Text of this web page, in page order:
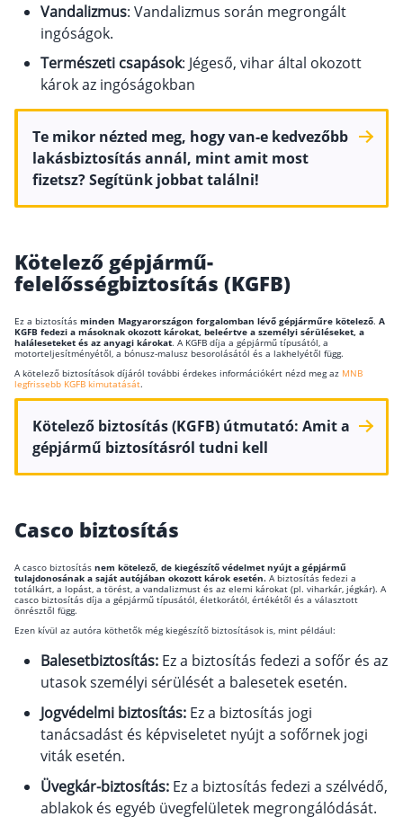
Vandalizmus: Vandalizmus során megrongált
ingóságok.
Természeti csapások: Jégeső, vihar által okozott
károk az ingóságokban
Te mikor nézted meg, hogy van-e kedvezőbb
lakásbiztosítás annál, mint amit most
fizetsz? Segítünk jobbat találni!
Kötelező gépjármű-
felelősségbiztosítás (KGFB)
Ez a biztosítás minden Magyarországon forgalomban lévő gépjárműre kötelező. A
KGFB fedezi a másoknak okozott károkat, beleértve a személyi sérüléseket, a
haláleseteket és az anyagi károkat. A KGFB díja a gépjármű típusától, a
motorteljesítményétől, a bónusz-malusz besorolásától és a lakhelyétől függ.
A kötelező biztosítások díjáról további érdekes információkért nézd meg az MNB
legfrissebb KGFB kimutatását.
Kötelező biztosítás (KGFB) útmutató: Amit a
gépjármű biztosításról tudni kell
Casco biztosítás
A casco biztosítás nem kötelező, de kiegészítő védelmet nyújt a gépjármű
tulajdonosának a saját autójában okozott károk esetén. A biztosítás fedezi a
totálkárt, a lopást, a törést, a vandalizmust és az elemi károkat (pl. viharkár, jégkár). A
casco biztosítás díja a gépjármű típusától, életkorától, értékétől és a választott
önrésztől függ.
Ezen kívül az autóra köthetők még kiegészítő biztosítások is, mint például:
Balesetbiztosítás: Ez a biztosítás fedezi a sofőr és az
utasok személyi sérülését a balesetek esetén.
Jogvédelmi biztosítás: Ez a biztosítás jogi
tanácsadást és képviseletet nyújt a sofőrnek jogi
viták esetén.
Üvegkár-biztosítás: Ez a biztosítás fedezi a szélvédő,
ablakok és egyéb üvegfelületek megrongálódását.